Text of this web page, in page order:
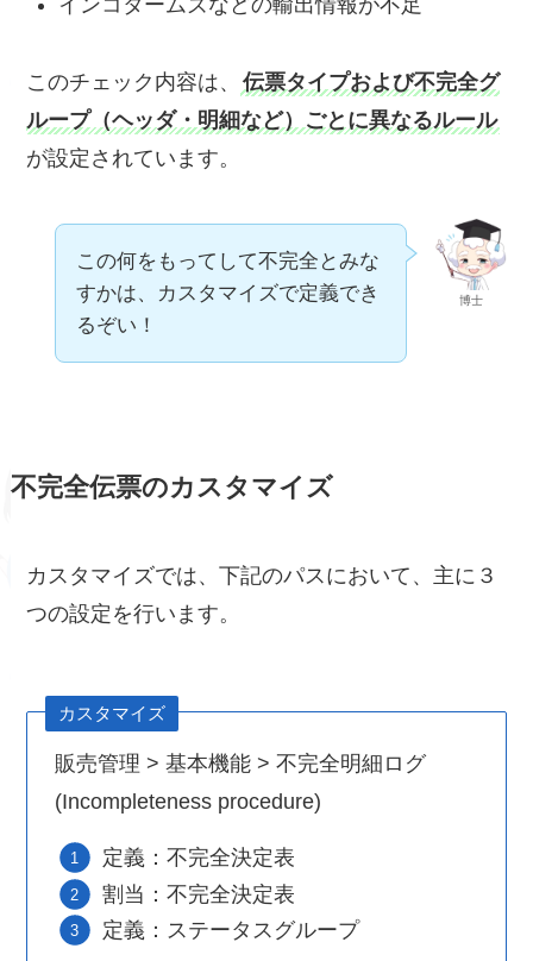
このチェック内容は、 伝票タイプおよび不完全グ
ループ（ヘッダ・明細など）ごとに異なるルール
が設定されています。
博士
この何をもってして不完全とみな
すかは、カスタマイズで定義でき
るぞい！
不完全伝票のカスタマイズ
カスタマイズでは、下記のパスにおいて、主に３
つの設定を行います。
カスタマイズ
販売管理 > 基本機能 > 不完全明細ログ
(Incompleteness procedure)
定義：不完全決定表
割当：不完全決定表
定義：ステータスグループ